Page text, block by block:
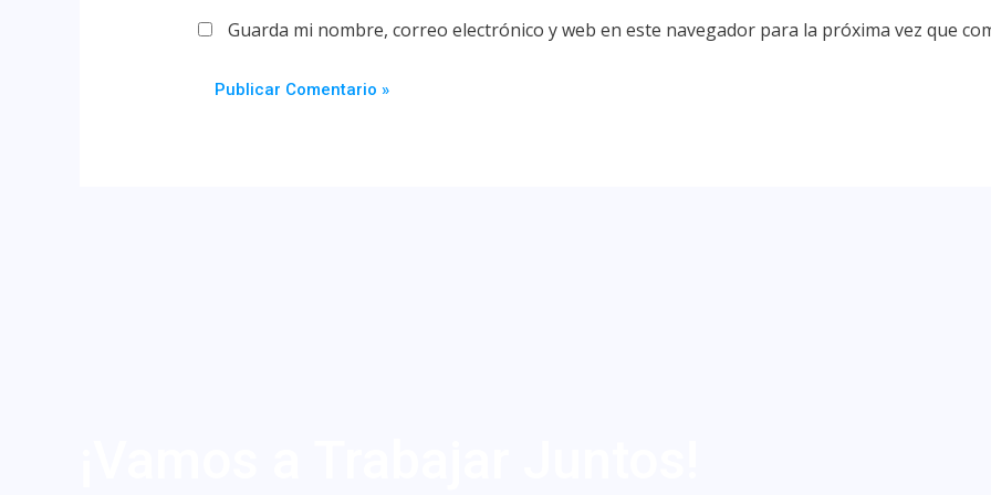
Guarda mi nombre, correo electrónico y web en este navegador para la próxima vez que